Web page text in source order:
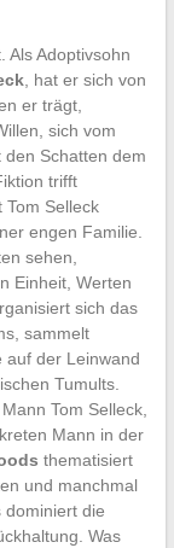
Als Adoptivsohn
, hat er sich von
er trägt,
sich vom
Schatten dem
trifft
Tom Selleck
engen Familie.
sehen,
Einheit, Werten
sich das
sammelt
auf der Leinwand
Tumults.
Tom Selleck,
Mann in der
thematisiert
und manchmal
dominiert die
Was